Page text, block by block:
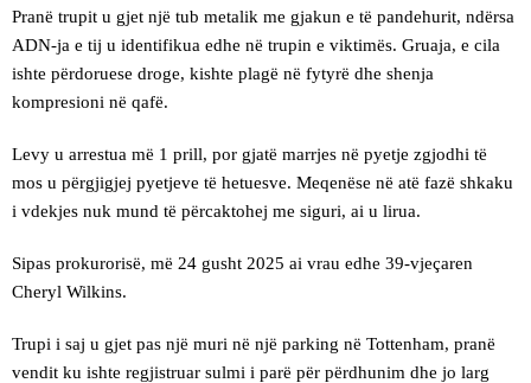
Pranë trupit u gjet një tub metalik me gjakun e të pandehurit, ndërsa
ADN-ja e tij u identifikua edhe në trupin e viktimës. Gruaja, e cila
ishte përdoruese droge, kishte plagë në fytyrë dhe shenja
kompresioni në qafë.
Levy u arrestua më 1 prill, por gjatë marrjes në pyetje zgjodhi të
mos u përgjigjej pyetjeve të hetuesve. Meqenëse në atë fazë shkaku
i vdekjes nuk mund të përcaktohej me siguri, ai u lirua.
Sipas prokurorisë, më 24 gusht 2025 ai vrau edhe 39-vjeçaren
Cheryl Wilkins.
Trupi i saj u gjet pas një muri në një parking në Tottenham, pranë
vendit ku ishte regjistruar sulmi i parë për përdhunim dhe jo larg